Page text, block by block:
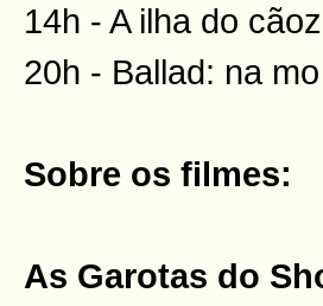
14h - A ilha do
20h - Ballad: na
Sobre os filmes:
As Garotas do